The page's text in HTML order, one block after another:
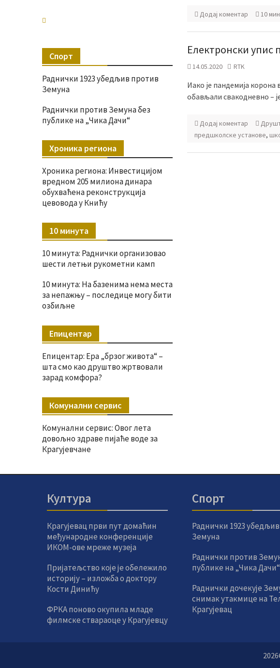
Додај коментар 10
Електронски упис
14.05.2020 RTK
Иако је пандемија корона
обављали свакодневно –
Додај коментар
предшколске установе,
Спорт
Раднички 1923 убедљив против
Земуна
Раднички против Земуна без
публике на „Чика Дачи“
Хроника региона
Хроника региона: Инвестицијом
вредном 205 милиона динара
обухваћена реконструкција
цевовода у Книћу
10 минута
10 минута: Раднички организовао
шести летњи рукометни камп
10 минута: На базенима нема места
за непажњу – последице могу бити
озбиљне
Епицентар
Епицентар: Ера „брзог живота“ –
шта смо као друштво жртвовали
зарад комфора?
Комунални сервис
Комунални сервис: Овог лета
довољно здраве пијаће воде за
Крагујевчане
Култура
Крагујевац први пут домаћин
међународне конференције
ИКОМ-ове мреже музеја
Пријатељство које је обележило
историју – изложба о доктору
Кости Динићу
ФРКА поново окупила младе
филмске ствараоце у Крагујевцу
Спорт
Раднички 1923
Земуна
Раднички против
публике на „Чика Дачи“
Раднички дочекује
снимак утакмице на
Крагујевац